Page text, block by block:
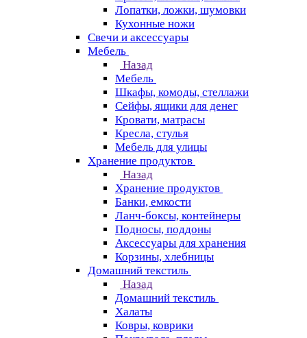
Лопатки, ложки, шумовки
Кухонные ножи
Свечи и аксессуары
Мебель
Назад
Мебель
Шкафы, комоды, стеллажи
Сейфы, ящики для денег
Кровати, матрасы
Кресла, стулья
Мебель для улицы
Хранение продуктов
Назад
Хранение продуктов
Банки, емкости
Ланч-боксы, контейнеры
Подносы, поддоны
Аксессуары для хранения
Корзины, хлебницы
Домашний текстиль
Назад
Домашний текстиль
Халаты
Ковры, коврики